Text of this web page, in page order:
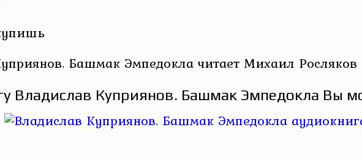
Башмак Эмпедокла читает Михаил Росляков
Владислав Куприянов. Башмак Эмпедокла Вы